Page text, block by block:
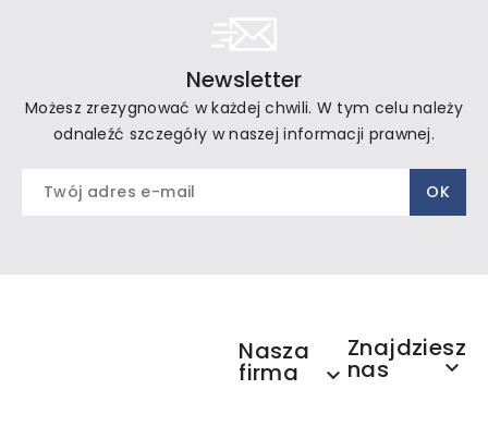
Newsletter
Możesz zrezygnować w każdej chwili. W tym celu należy
odnaleźć szczegóły w naszej informacji prawnej.
Nasza
firma 
Znajdziesz
nas 